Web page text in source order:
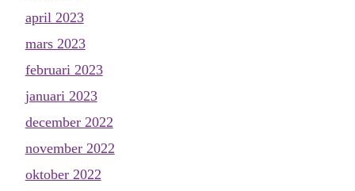
april 2023
mars 2023
februari 2023
januari 2023
december 2022
november 2022
oktober 2022